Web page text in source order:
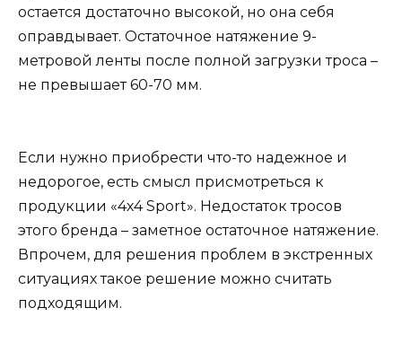
остается достаточно высокой, но она себя
оправдывает. Остаточное натяжение 9-
метровой ленты после полной загрузки троса –
не превышает 60-70 мм.
Если нужно приобрести что-то надежное и
недорогое, есть смысл присмотреться к
продукции «4х4 Sport». Недостаток тросов
этого бренда – заметное остаточное натяжение.
Впрочем, для решения проблем в экстренных
ситуациях такое решение можно считать
подходящим.